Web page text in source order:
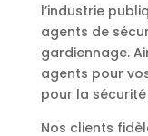
l’industrie
agents de
gardiennage.
agents pour
pour la
Nos clients